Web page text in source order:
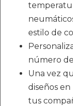
estilo de
número
Una vez
diseños
tus